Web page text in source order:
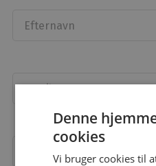
Efternavn
Email
Adgangskode
Denne
cookies
Vi bruger cookies til